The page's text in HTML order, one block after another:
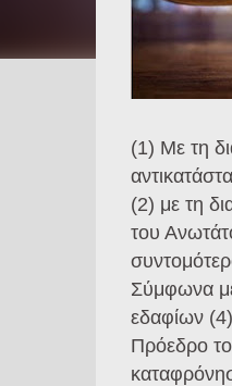
(1) Με τη
(2) με τη
του
Σύμφωνα
εδαφίων
Πρόεδρο